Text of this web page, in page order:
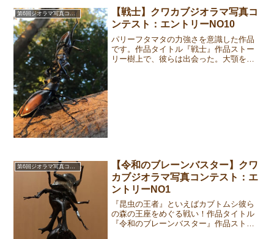
です。作成者プロフィール投稿者：本多
（月夜野きのこ園スタッフ...
第6回ジオラマ写真コンテスト
【戦士】クワカブジオラマ写真コ
ンテスト：エントリーNO10
パリーフタマタの力強さを意識した作品
です。作品タイトル『戦士』作品ストー
リー樹上で、彼らは出会った。大顎を振
【令和のブレーンバスター】クワ
カブジオラマ写真コンテスト：エ
ントリーNO1
『昆虫の王者』といえばカブトムシ彼ら
の森の王座をめぐる戦い！作品タイトル
『令和のブレーンバスター』作品ストー